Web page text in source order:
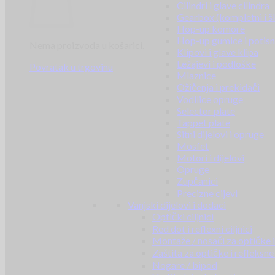
Povratak u trgovinu
Cilindri i glave cilindra
Gearbox (kompletni i
Hop-up komore
Hop-up gumice i
Klipovi i glave klipa
Ležajevi i podloške
Mlaznice
Ožičenja i prekidači
Vodilice opruge
Selector plate
Tappet plate
Sitni dijelovi i opruge
Mosfet
Motori i dijelovi
Opruge
Zupčanici
Precizne cijevi
Vanjski dijelovi i dodaci
Optički ciljnici
Red dot i reflexni ciljnici
Montaže / nosači za optičke
Zaštita za optičke i
Nogare / bipod